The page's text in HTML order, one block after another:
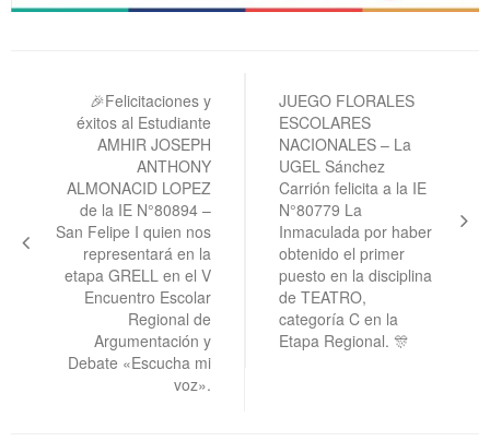
entradas
🎉Felicitaciones y
éxitos al Estudiante
AMHIR JOSEPH
ANTHONY
ALMONACID LOPEZ
de la IE N°80894 –
San Felipe I quien nos
representará en la
etapa GRELL en el V
Encuentro Escolar
Regional de
Argumentación y
Debate «Escucha mi
voz».
JUEGO FLORALES
ESCOLARES
NACIONALES – La
UGEL Sánchez
Carrión felicita a la IE
N°80779 La
Inmaculada por haber
obtenido el primer
puesto en la disciplina
de TEATRO,
categoría C en la
Etapa Regional. 🎊